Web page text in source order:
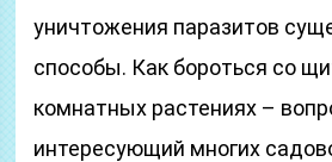
уничтожения паразитов
способы. Как бороться со
комнатных растениях –
интересующий многих